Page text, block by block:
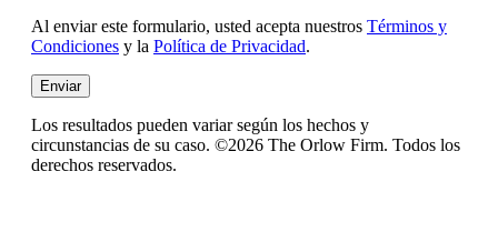
Al enviar este formulario, usted acepta nuestros Términos y
Condiciones y la Política de Privacidad.
Enviar
Los resultados pueden variar según los hechos y
circunstancias de su caso. ©2026 The Orlow Firm. Todos los
derechos reservados.